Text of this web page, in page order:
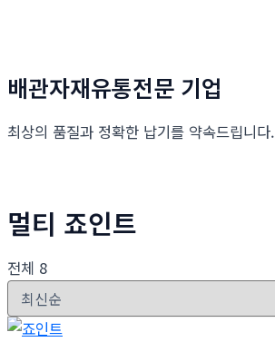
배관자재유통전문 기업
최상의 품질과 정확한 납기를 약속드립니다.
멀티 죠인트
전체 8